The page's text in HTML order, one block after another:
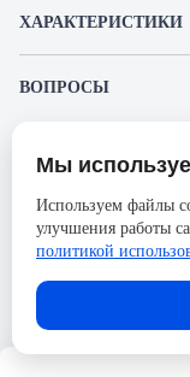
ХАРАКТЕРИСТИКИ
Производитель
Серия
Номинальный ток
Напряжение, В
Количество
ВОПРОСЫ
Пожалуйста,
возможность
Представленные
без предварительного
ответственности в случае
размещённым в карточке
Мы
Используем файлы
улучшения работы
политикой